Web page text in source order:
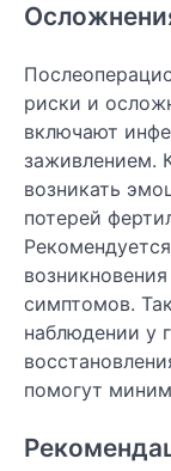
риски и
включают
заживлением.
возникать
потерей
симптомов.
наблюдении у
помогут